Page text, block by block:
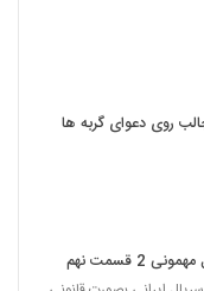
روی دعوای گربه ها
2 قسمت نهم